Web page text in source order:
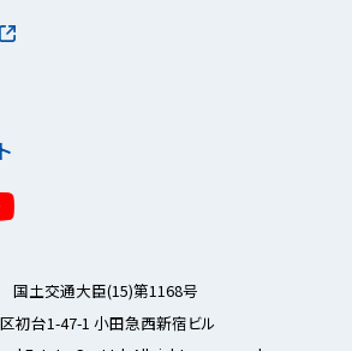
土交通大臣(15)第1168号
初台1-47-1 小田急西新宿ビル